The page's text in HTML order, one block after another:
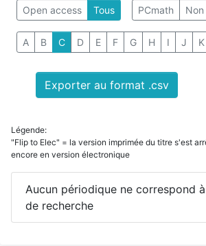
Open access Tous PCmath
A B C D E F G H I J K
Exporter au format .csv
Légende:
"Flip to Elec" = la version imprimée du titre s'est
encore en version électronique
Aucun périodique ne correspond
de recherche